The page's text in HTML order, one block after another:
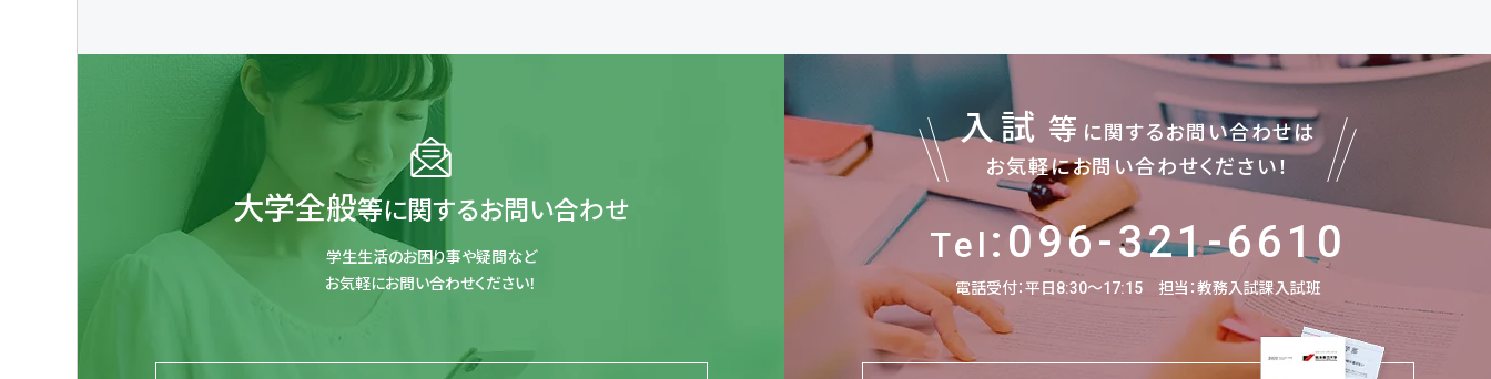
大学全般等に関するお問い合わせ
学生生活のお困り事や疑問など
お気軽にお問い合わせください！
入試 等 に関するお問い合わせは
お気軽にお問い合わせください！
Tel :096-321-6610
電話受付：平日8:30～17:15 担当：教務入試課入試班